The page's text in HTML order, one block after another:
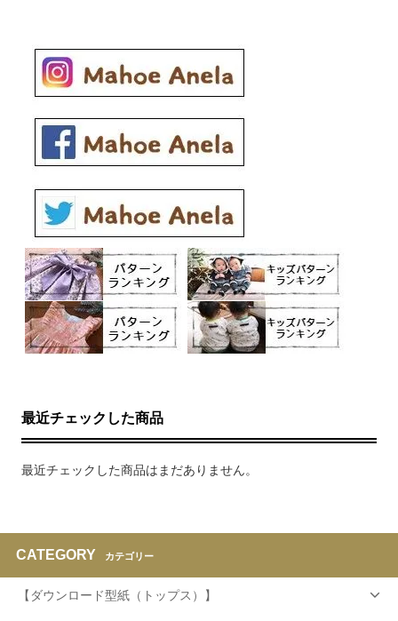
最近チェックした商品
最近チェックした商品はまだありません。
CATEGORY カテゴリー
【ダウンロード型紙（トップス）】